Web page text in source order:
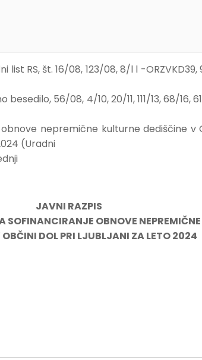
RS, št. 16/08, 123/08, 8/l l -ORZVKD39,
56/08, 4/10, 20/11, 111/13, 68/16,
nepremične kulturne dediščine v
(Uradni
JAVNI RAZPIS
SOFINANCIRANJE OBNOVE
OBČINI DOL PRI LJUBLJANI ZA LETO 2024